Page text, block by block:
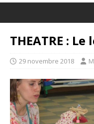
THEATRE :
29 novembre 2018